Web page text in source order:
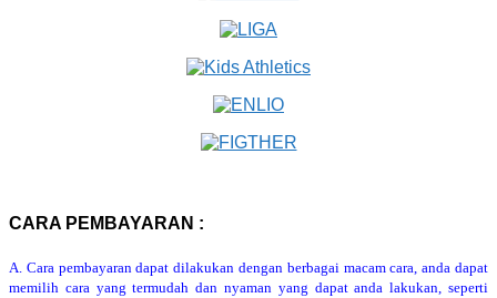
CARA PEMBAYARAN :
A. Cara pembayaran dapat dilakukan dengan berbagai macam cara, anda dapat
memilih cara yang termudah dan nyaman yang dapat anda lakukan, seperti